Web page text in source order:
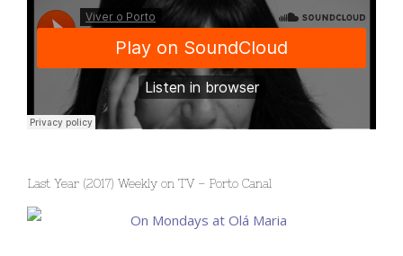
Last Year (2017) Weekly on TV – Porto Canal